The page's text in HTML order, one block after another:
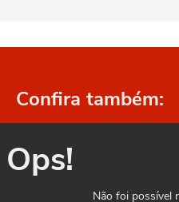
Confira também:
Ops!
Não foi possível